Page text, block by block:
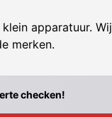
apparatuur.
merken.
checken!